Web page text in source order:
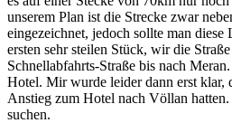
unserem Plan ist die Strecke zwar
eingezeichnet, jedoch sollte man diese
ersten sehr steilen Stück, wir die
Schnellabfahrts-Straße bis nach
Hotel. Mir wurde leider dann erst klar,
Anstieg zum Hotel nach Völlan
suchen.